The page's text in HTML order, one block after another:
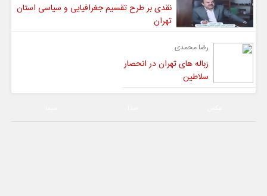
نقدی بر طرح تقسیم جغرافیایی و سیاسی استان
تهران
رضا محمدی
زباله های تهران در انحصار
سلاطین